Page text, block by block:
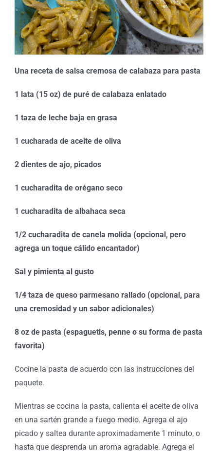
Una receta de salsa cremosa de calabaza para pasta
1 lata (15 oz) de puré de calabaza enlatado
1 taza de leche baja en grasa
1 cucharada de aceite de oliva
2 dientes de ajo, picados
1 cucharadita de orégano seco
1 cucharadita de albahaca seca
1/2 cucharadita de canela molida (opcional, pero
agrega un toque cálido encantador)
Sal y pimienta al gusto
1/4 taza de queso parmesano rallado (opcional, para
una cremosidad y un sabor adicionales)
8 oz de pasta (espaguetis, penne o su forma de pasta
favorita)
Cocine la pasta de acuerdo con las instrucciones del
paquete.
Mientras se cocina la pasta, calienta el aceite de oliva
en una sartén grande a fuego medio. Agrega el ajo
picado y saltea durante aproximadamente 1 minuto, o
hasta que desprenda un aroma agradable. Agrega el